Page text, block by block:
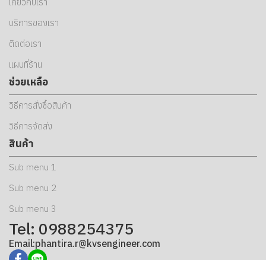
บริการของเรา
ติดต่อเรา
แผนที่ร้าน
ช่วยเหลือ
วิธีการสั่งซื้อสินค้า
วิธีการจัดส่ง
สินค้า
Sub menu 1
Sub menu 2
Sub menu 3
Tel: 0988254375
Email:phantira.r@kvsengineer.com